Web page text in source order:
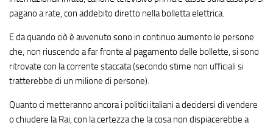
pagano a rate, con addebito diretto nella bolletta elettrica.
E da quando ciò è avvenuto sono in continuo aumento le persone
che, non riuscendo a far fronte al pagamento delle bollette, si sono
ritrovate con la corrente staccata (secondo stime non ufficiali si
tratterebbe di un milione di persone).
Quanto ci metteranno ancora i politici italiani a decidersi di vendere
o chiudere la Rai, con la certezza che la cosa non dispiacerebbe a